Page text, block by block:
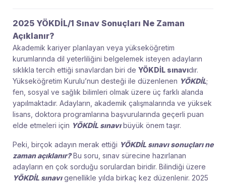
2025 YÖKDİL/1 Sınav Sonuçları Ne Zaman
Açıklanır?
Akademik kariyer planlayan veya yükseköğretim
kurumlarında dil yeterliliğini belgelemek isteyen adayların
sıklıkla tercih ettiği sınavlardan biri de YÖKDİL sınavıdır.
Yükseköğretim Kurulu’nun desteği ile düzenlenen YÖKDİL;
fen, sosyal ve sağlık bilimleri olmak üzere üç farklı alanda
yapılmaktadır. Adayların, akademik çalışmalarında ve yüksek
lisans, doktora programlarına başvurularında geçerli puan
elde etmeleri için YÖKDİL sınavıbüyük önem taşır.
Peki, birçok adayın merak ettiği YÖKDİL sınavı sonuçları ne
zaman açıklanır?Bu soru, sınav sürecine hazırlanan
adayların en çok sorduğu sorulardan biridir. Bilindiği üzere
YÖKDİL sınavıgenellikle yılda birkaç kez düzenlenir. 2025